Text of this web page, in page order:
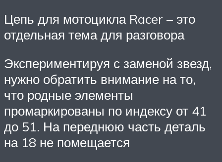
Цепь для мотоцикла Racer – это
отдельная тема для разговора
Экспериментируя с заменой звезд,
нужно обратить внимание на то,
что родные элементы
промаркированы по индексу от 41
до 51. На переднюю часть деталь
на 18 не помещается